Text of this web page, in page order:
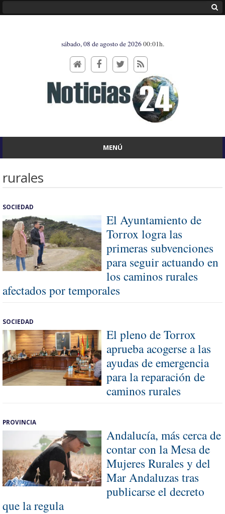
sábado, 08 de agosto de 202600:01h.
MENÚ
rurales
SOCIEDAD
El Ayuntamiento de
Torrox logra las
primeras subvenciones
para seguir actuando en
los caminos rurales
afectados por temporales
SOCIEDAD
El pleno de Torrox
aprueba acogerse a las
ayudas de emergencia
para la reparación de
caminos rurales
PROVINCIA
Andalucía, más cerca de
contar con la Mesa de
Mujeres Rurales y del
Mar Andaluzas tras
publicarse el decreto
que la regula